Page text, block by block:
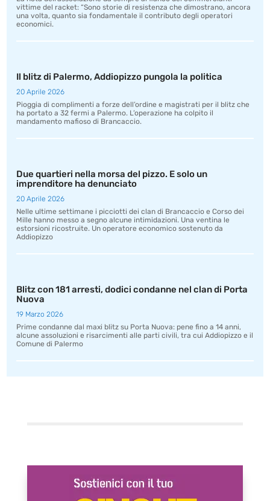
vittime del racket: “Sono storie di resistenza che dimostrano, ancora
una volta, quanto sia fondamentale il contributo degli operatori
economici.
Il blitz di Palermo, Addiopizzo pungola la politica
20 Aprile 2026
Pioggia di complimenti a forze dell’ordine e magistrati per il blitz che
ha portato a 32 fermi a Palermo. L’operazione ha colpito il
mandamento mafioso di Brancaccio.
Due quartieri nella morsa del pizzo. E solo un
imprenditore ha denunciato
20 Aprile 2026
Nelle ultime settimane i picciotti dei clan di Brancaccio e Corso dei
Mille hanno messo a segno alcune intimidazioni. Una ventina le
estorsioni ricostruite. Un operatore economico sostenuto da
Addiopizzo
Blitz con 181 arresti, dodici condanne nel clan di Porta
Nuova
19 Marzo 2026
Prime condanne dal maxi blitz su Porta Nuova: pene fino a 14 anni,
alcune assoluzioni e risarcimenti alle parti civili, tra cui Addiopizzo e il
Comune di Palermo